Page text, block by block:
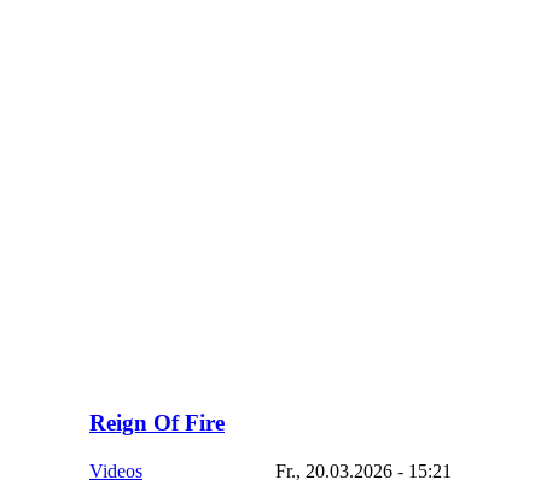
Reign Of Fire
Videos Fr., 20.03.2026 - 15:21